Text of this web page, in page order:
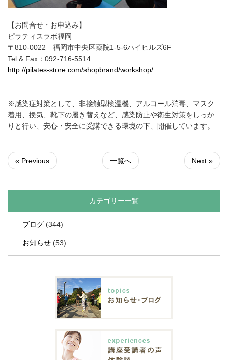
【お問合せ・お申込み】
ピラティスラボ福岡
〒810-0022 福岡市中央区薬院1-5-6ハイヒルズ6F
Tel & Fax：092-716-5514
http://pilates-store.com/shopbrand/workshop/
※感染症対策として、非接触型検温機、アルコール消毒、マスク
着用、換気、靴下の履き替えなど、感染防止や衛生対策をしっか
りと行い、安心・安全に受講できる環境の下、開催しています。
« Previous 一覧へ Next »
カテゴリー一覧
ブログ (344)
お知らせ (53)